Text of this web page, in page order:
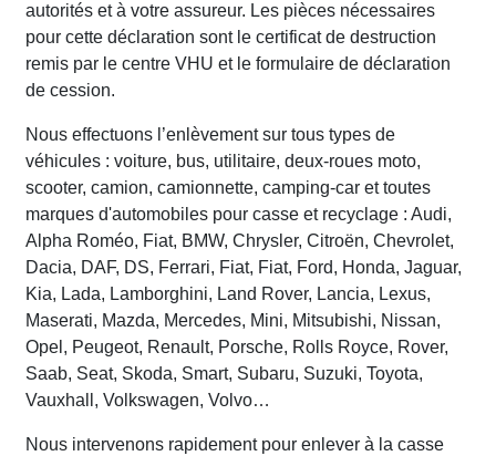
autorités et à votre assureur. Les pièces nécessaires
pour cette déclaration sont le certificat de destruction
remis par le centre VHU et le formulaire de déclaration
de cession.
Nous effectuons l’enlèvement sur tous types de
véhicules : voiture, bus, utilitaire, deux-roues moto,
scooter, camion, camionnette, camping-car et toutes
marques d'automobiles pour casse et recyclage : Audi,
Alpha Roméo, Fiat, BMW, Chrysler, Citroën, Chevrolet,
Dacia, DAF, DS, Ferrari, Fiat, Fiat, Ford, Honda, Jaguar,
Kia, Lada, Lamborghini, Land Rover, Lancia, Lexus,
Maserati, Mazda, Mercedes, Mini, Mitsubishi, Nissan,
Opel, Peugeot, Renault, Porsche, Rolls Royce, Rover,
Saab, Seat, Skoda, Smart, Subaru, Suzuki, Toyota,
Vauxhall, Volkswagen, Volvo…
Nous intervenons rapidement pour enlever à la casse